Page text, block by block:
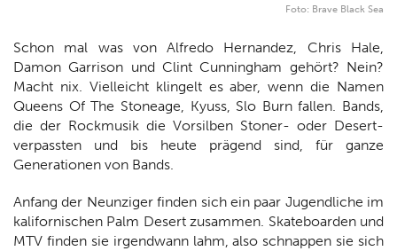
Foto: Brave Black Sea
Schon mal was von Alfredo Hernandez, Chris Hale,
Damon Garrison und Clint Cunningham gehört? Nein?
Macht nix. Vielleicht klingelt es aber, wenn die Namen
Queens Of The Stoneage, Kyuss, Slo Burn fallen. Bands,
die der Rockmusik die Vorsilben Stoner- oder Desert-
verpassten und bis heute prägend sind, für ganze
Generationen von Bands.
Anfang der Neunziger finden sich ein paar Jugendliche im
kalifornischen Palm Desert zusammen. Skateboarden und
MTV finden sie irgendwann lahm, also schnappen sie sich